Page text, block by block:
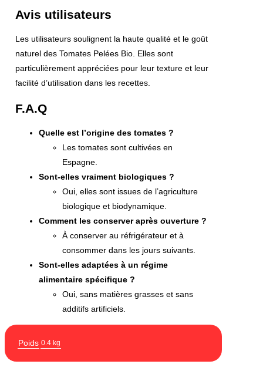
Avis utilisateurs
Les utilisateurs soulignent la haute qualité et le goût
naturel des Tomates Pelées Bio. Elles sont
particulièrement appréciées pour leur texture et leur
facilité d’utilisation dans les recettes.
F.A.Q
Quelle est l’origine des tomates ?
Les tomates sont cultivées en
Espagne.
Sont-elles vraiment biologiques ?
Oui, elles sont issues de l’agriculture
biologique et biodynamique.
Comment les conserver après ouverture ?
À conserver au réfrigérateur et à
consommer dans les jours suivants.
Sont-elles adaptées à un régime
alimentaire spécifique ?
Oui, sans matières grasses et sans
additifs artificiels.
Poids 0.4 kg